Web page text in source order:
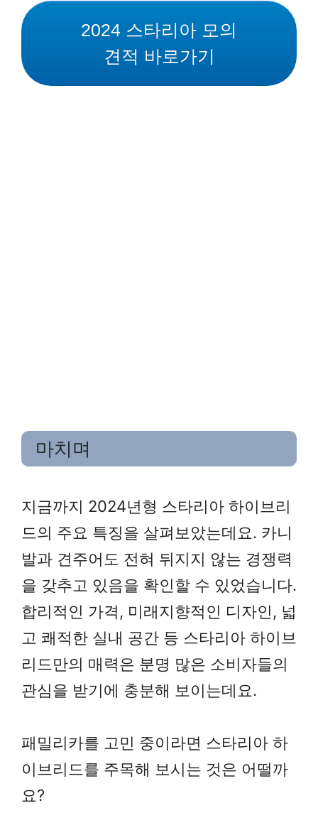
2024 스타리아 모의
견적 바로가기
마치며
지금까지 2024년형 스타리아 하이브리
드의 주요 특징을 살펴보았는데요. 카니
발과 견주어도 전혀 뒤지지 않는 경쟁력
을 갖추고 있음을 확인할 수 있었습니다.
합리적인 가격, 미래지향적인 디자인, 넓
고 쾌적한 실내 공간 등 스타리아 하이브
리드만의 매력은 분명 많은 소비자들의
관심을 받기에 충분해 보이는데요.
패밀리카를 고민 중이라면 스타리아 하
이브리드를 주목해 보시는 것은 어떨까
요?